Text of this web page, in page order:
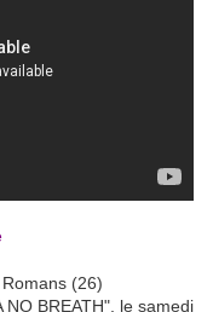
(26)
NO BREATH", le samedi